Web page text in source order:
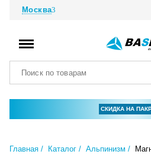
Москва
СКИДКА НА
Главная Каталог Альпинизм